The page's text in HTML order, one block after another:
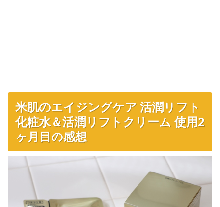
米肌のエイジングケア 活潤リフト
化粧水＆活潤リフトクリーム 使用2
ヶ月目の感想